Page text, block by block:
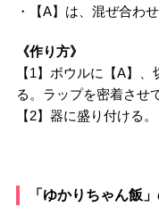
・【A】は、混ぜ合わせ
《作り方》
【1】ボウルに【A】
る。ラップを密着させ
【2】器に盛り付ける。
「ゆかりちゃん飯